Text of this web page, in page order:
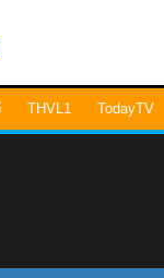
THVL1 TodayTV